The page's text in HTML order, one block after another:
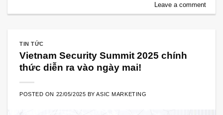
Leave a comment
TIN TỨC
Vietnam Security Summit 2025 chính
thức diễn ra vào ngày mai!
POSTED ON 22/05/2025 BYASIC MARKETING